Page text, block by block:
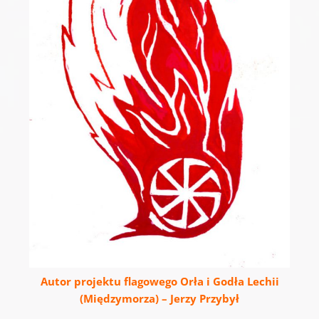
Autor projektu flagowego Orła i Godła Lechii
(Międzymorza) – Jerzy Przybył